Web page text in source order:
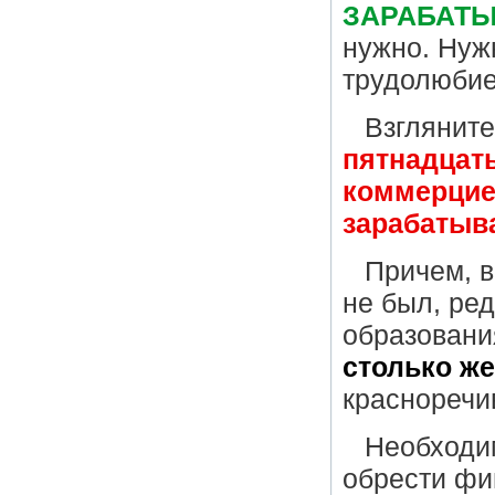
нужно.
Причем,
не был,
столько же
обрести